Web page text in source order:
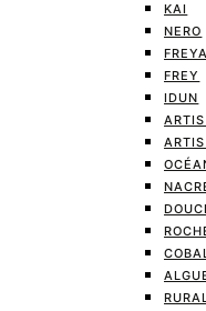
KAI
NERO
FREYA
FREY
IDUN